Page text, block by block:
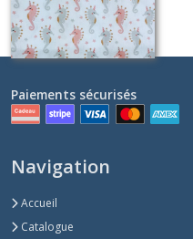
Paiements sécurisés
Navigation
Accueil
Catalogue